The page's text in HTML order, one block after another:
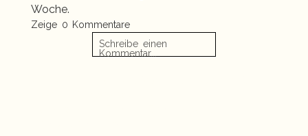
Woche.
Zeige 0 Kommentare
Schreibe einen
Kommentar...